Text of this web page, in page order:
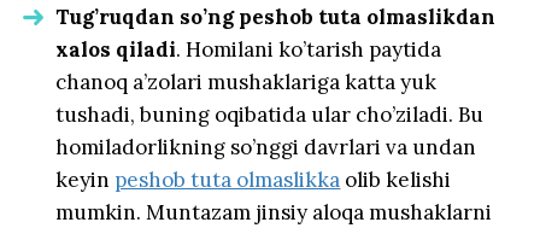
Tug’ruqdan so’ng peshob tuta olmaslikdan
xalos qiladi. Homilani ko’tarish paytida
chanoq a’zolari mushaklariga katta yuk
tushadi, buning oqibatida ular cho’ziladi. Bu
homiladorlikning so’nggi davrlari va undan
keyin peshob tuta olmaslikka olib kelishi
mumkin. Muntazam jinsiy aloqa mushaklarni